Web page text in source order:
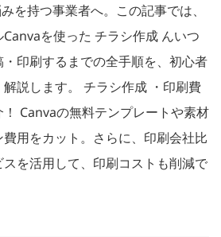
を持つ事業者へ。この記事では、
を使った チラシ作成 んいつ
印刷するまでの全手順を、初心者
説します。 チラシ作成 ・印刷費
Canvaの無料テンプレートや素材
用をカット。さらに、印刷会社比
を活用して、印刷コストも削減で